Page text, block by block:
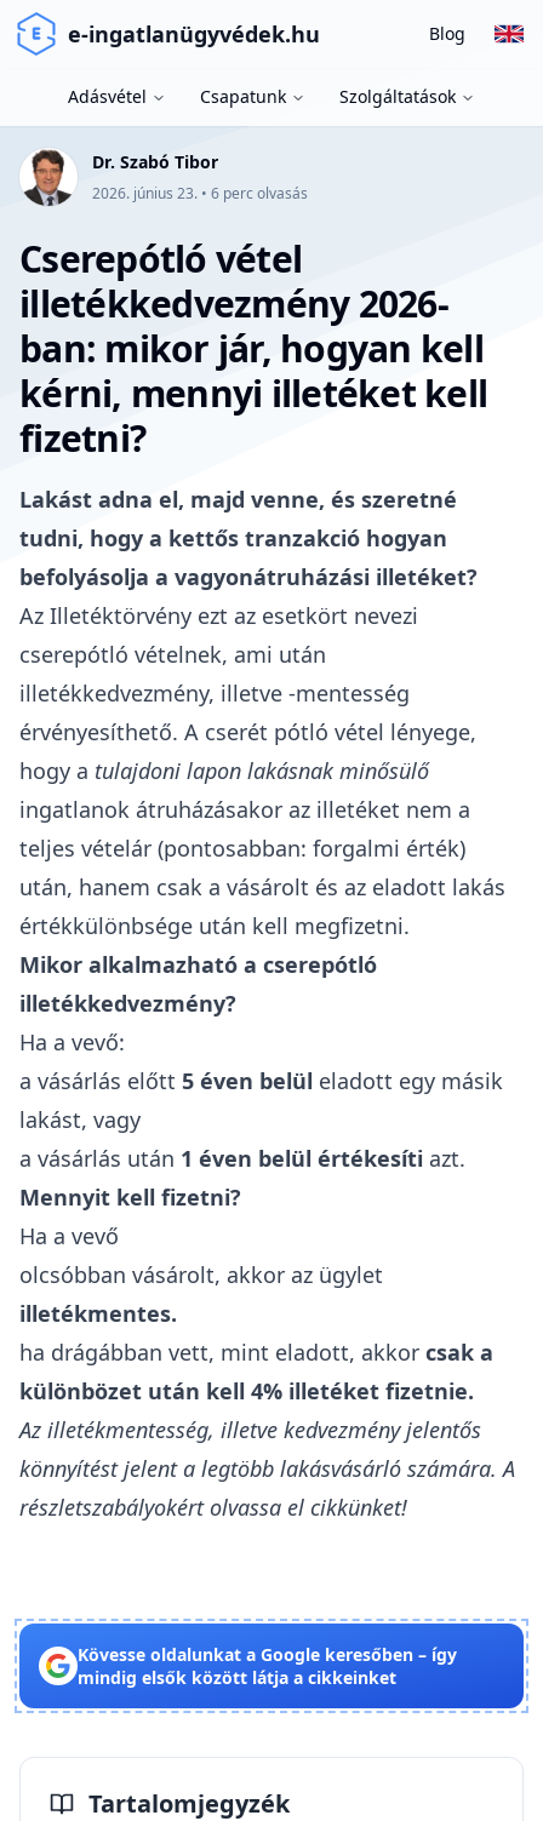
e-ingatlanügyvédek.hu Blog
Adásvétel Csapatunk Szolgáltatások
Dr. Szabó Tibor
2026. június 23. • 6 perc olvasás
Cserepótló vétel
illetékkedvezmény 2026-
ban: mikor jár, hogyan kell
kérni, mennyi illetéket kell
fizetni?
Lakást adna el, majd venne, és szeretné
tudni, hogy a kettős tranzakció hogyan
befolyásolja a vagyonátruházási illetéket?
Az Illetéktörvény ezt az esetkört nevezi
cserepótló vételnek, ami után
illetékkedvezmény, illetve -mentesség
érvényesíthető. A cserét pótló vétel lényege,
hogy a tulajdoni lapon lakásnak minősülő
ingatlanok átruházásakor az illetéket nem a
teljes vételár (pontosabban: forgalmi érték)
után, hanem csak a vásárolt és az eladott lakás
értékkülönbsége után kell megfizetni.
Mikor alkalmazható a cserepótló
illetékkedvezmény?
Ha a vevő:
a vásárlás előtt 5 éven belül eladott egy másik
lakást, vagy
a vásárlás után 1 éven belül értékesíti azt.
Mennyit kell fizetni?
Ha a vevő
olcsóbban vásárolt, akkor az ügylet
illetékmentes.
ha drágábban vett, mint eladott, akkor csak a
különbözet után kell 4% illetéket fizetnie.
Az illetékmentesség, illetve kedvezmény jelentős
könnyítést jelent a legtöbb lakásvásárló számára. A
részletszabályokért olvassa el cikkünket!
Kövesse oldalunkat a Google keresőben – így
mindig elsők között látja a cikkeinket
Tartalomjegyzék